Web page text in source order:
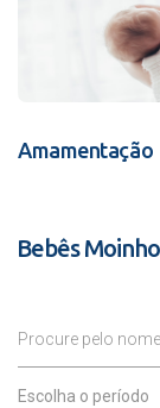
Amamentação
Bebês
Procure pelo
Escolha o período